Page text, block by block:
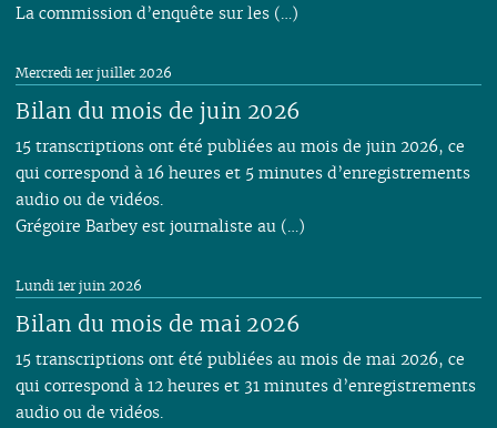
La commission d’enquête sur les (…)
Bilan du mois de juin 2026
Mercredi 1er juillet 2026
15 transcriptions ont été publiées au mois de juin 2026, ce
qui correspond à 16 heures et 5 minutes d’enregistrements
audio ou de vidéos.
Grégoire Barbey est journaliste au (…)
Bilan du mois de mai 2026
Lundi 1er juin 2026
15 transcriptions ont été publiées au mois de mai 2026, ce
qui correspond à 12 heures et 31 minutes d’enregistrements
audio ou de vidéos.